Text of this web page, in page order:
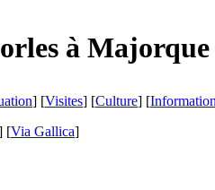
à Majorque
] [Visites] [Culture] [
[Via Gallica]